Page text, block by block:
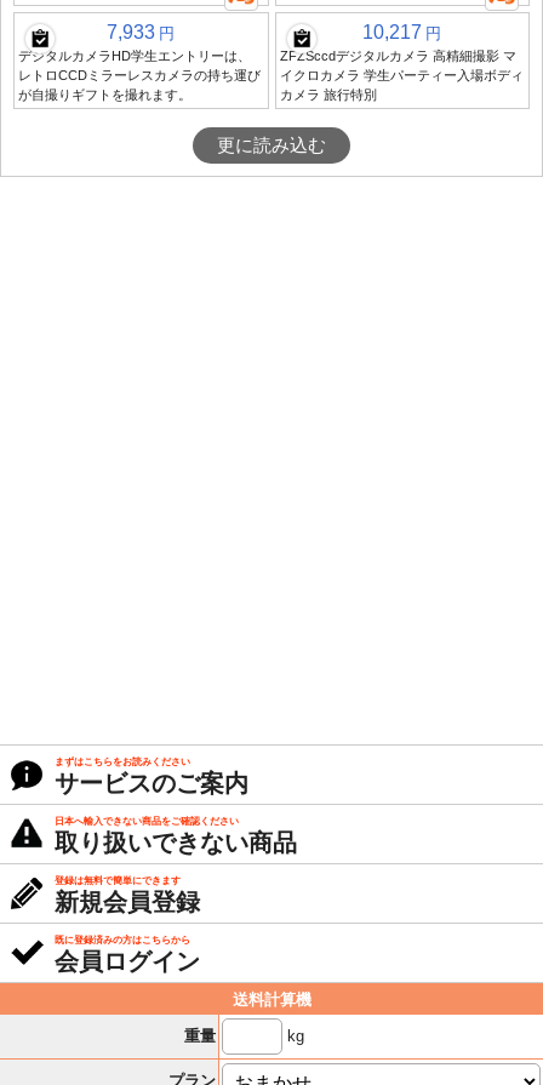
7,933 円
デジタルカメラHD学生エントリーは、
レトロCCDミラーレスカメラの持ち運び
が自撮りギフトを撮れます。
10,217 円
ZFZSccdデジタルカメラ 高精細撮影 マ
イクロカメラ 学生パーティー入場ボディ
カメラ 旅行特別
更に読み込む
まずはこちらをお読みください
サービスのご案内
日本へ輸入できない商品をご確認ください
取り扱いできない商品
登録は無料で簡単にできます
新規会員登録
既に登録済みの方はこちらから
会員ログイン
送料計算機
重量
kg
プラン